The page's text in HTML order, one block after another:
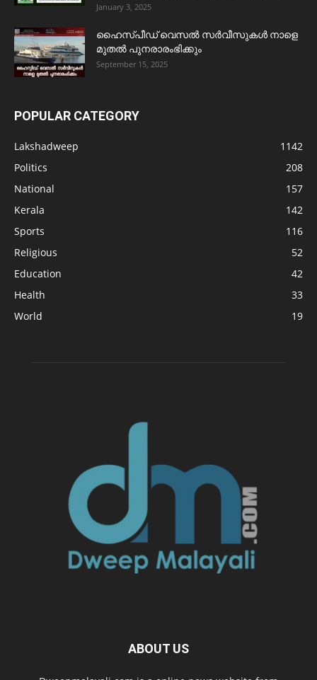
January 3, 2025
ഹൈസ്പീഡ് വെസൽ സർവീസുകൾ നാളെ
മുതൽ പുനരാരംഭിക്കും
September 15, 2025
POPULAR CATEGORY
Lakshadweep
1142
Politics
208
National
157
Kerala
142
Sports
116
Religious
52
Education
42
Health
33
World
19
ABOUT US